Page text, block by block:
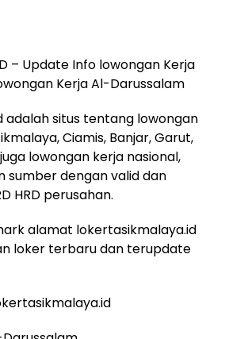
– Update Info lowongan Kerja
Kerja Al-Darussalam
adalah situs tentang lowongan
Ciamis, Banjar, Garut,
lowongan kerja nasional,
sumber dengan valid dan
HRD perusahan.
alamat lokertasikmalaya.id
loker terbaru dan terupdate